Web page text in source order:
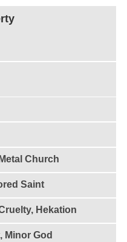
Church
Saint
Hekation
Minor God